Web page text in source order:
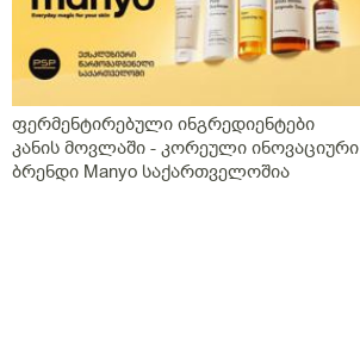
ფერმენტირებული ინგრედიენტები
კანის მოვლაში - კორეული ინოვაციური
ბრენდი Manyo საქართველოშია